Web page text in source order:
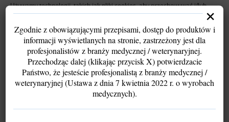
Używamy technologii, takich jak pliki cookies, aby przechowywać i/lub
uzyskiwać dostęp do informacji o urządzeniu. Robimy to w celu poprawy
niespersonalizowanych reklam.
Wyrażenie zgody pozwoli nam przetwarzać dane, takie jak zachowanie
podczas przeglądania lub unikalne identyfikatory. Brak zgody lub jej
wycofanie może ograniczyć funkcjonalność strony.
Akceptuję
Odmów
Zgodnie z obowiązującymi przepisami, dostęp do produktów i
informacji wyświetlanych na stronie, zastrzeżony jest dla
profesjonalistów z branży medycznej / weterynaryjnej.
Przechodząc dalej (klikając przycisk X) potwierdzacie
Państwo, że jesteście profesjonalistą z branży medycznej /
weterynaryjnej (Ustawa z dnia 7 kwietnia 2022 r. o wyrobach
medycznych).
×